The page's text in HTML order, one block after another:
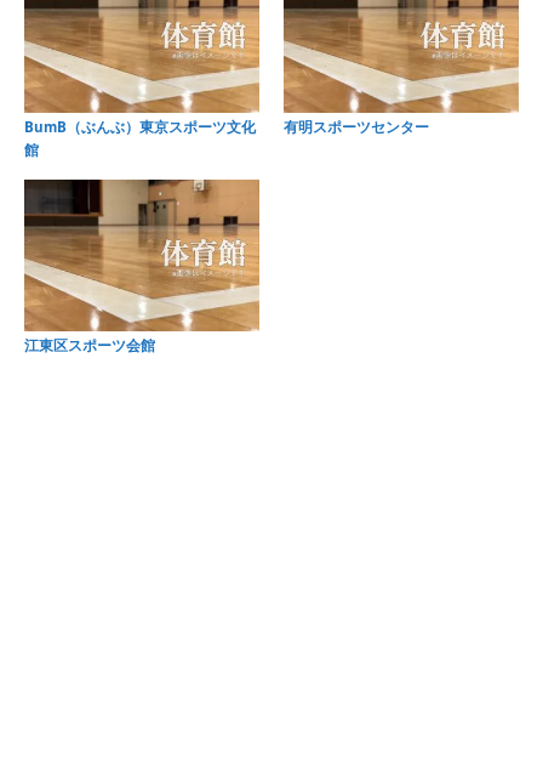
BumB（ぶんぶ）東京スポーツ文化
館
有明スポーツセンター
江東区スポーツ会館